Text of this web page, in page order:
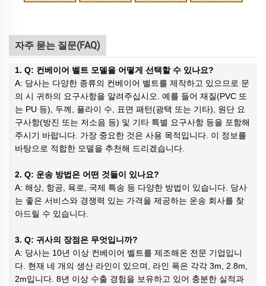
자주 묻는 질문(FAQ)
1. Q: 컨베이어 벨트 모델을 어떻게 선택할 수 있나요?
A: 당사는 다양한 종류의 컨베이어 벨트를 제작하고 있으므로 문
의 시 귀하의 요구사항을 알려주십시오. 예를 들어 재질(PVC 또
는 PU 등), 두께, 플라이 수, 표면 패턴(광택 또는 기타), 원단 요
구사항(방진 또는 저소음 등) 및 기타 특별 요구사항 등을 포함해
주시기 바랍니다. 가장 중요한 것은 사용 목적입니다. 이 정보를
바탕으로 적합한 모델을 추천해 드리겠습니다.
2. Q: 운송 방법은 어떤 것들이 있나요?
A: 해상, 항공, 육로, 국제 특송 등 다양한 방법이 있습니다. 당사
는 좋은 서비스와 경쟁력 있는 가격을 제공하는 운송 회사를 찾
아드릴 수 있습니다.
3. Q: 귀사의 장점은 무엇입니까?
A: 당사는 10년 이상 컨베이어 벨트를 제조해온 전문 기업입니
다. 현재 네 개의 생산 라인이 있으며, 라인 폭은 각각 3m, 2.8m,
2m입니다. 8년 이상 수출 경험을 보유하고 있어 충분한 실적과